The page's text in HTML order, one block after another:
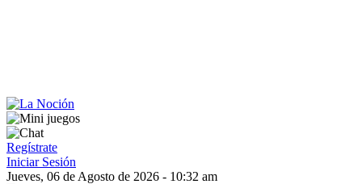
Regístrate
Iniciar Sesión
Jueves, 06 de Agosto de 2026 - 10:32 am